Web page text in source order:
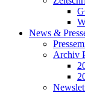
News &
Archiv